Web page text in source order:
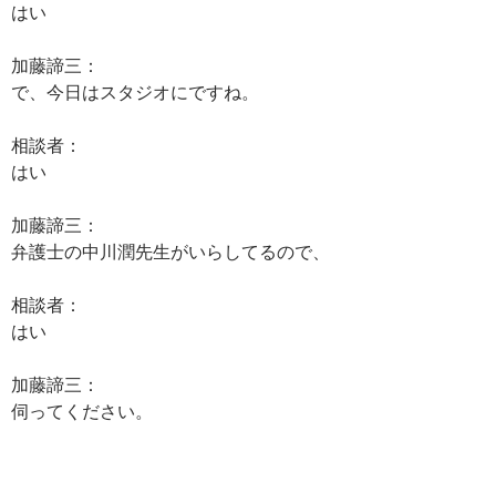
はい
加藤諦三：
で、今日はスタジオにですね。
相談者：
はい
加藤諦三：
弁護士の中川潤先生がいらしてるので、
相談者：
はい
加藤諦三：
伺ってください。